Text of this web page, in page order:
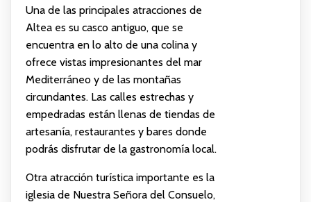
Una de las principales atracciones de
Altea es su casco antiguo, que se
encuentra en lo alto de una colina y
ofrece vistas impresionantes del mar
Mediterráneo y de las montañas
circundantes. Las calles estrechas y
empedradas están llenas de tiendas de
artesanía, restaurantes y bares donde
podrás disfrutar de la gastronomía local.
Otra atracción turística importante es la
iglesia de Nuestra Señora del Consuelo,